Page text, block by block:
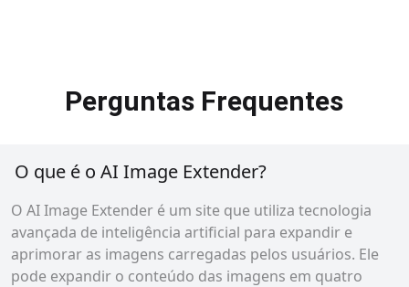
Perguntas Frequentes
O que é o AI Image Extender?
O AI Image Extender é um site que utiliza tecnologia
avançada de inteligência artificial para expandir e
aprimorar as imagens carregadas pelos usuários. Ele
pode expandir o conteúdo das imagens em quatro